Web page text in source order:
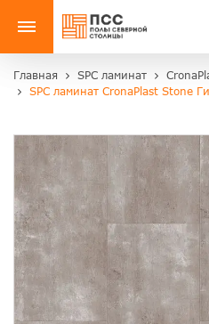
Главная SPC ламинат
SPC ламинат CronaPlast Stone